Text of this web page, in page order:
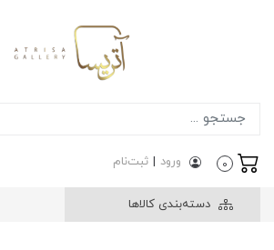
0 ورود | ثبت‌نام
دسته‌بندی کالاها